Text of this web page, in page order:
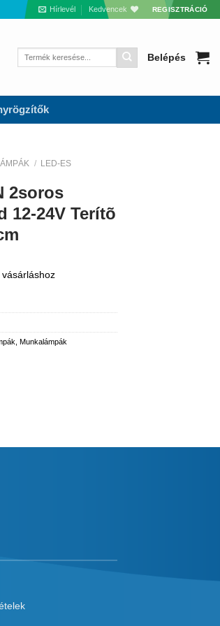
Hírlevél Kedvencek REGISZTRÁCIÓ
Keresés
Belépés
/ LED-ES
2soros
12-24V Terítõ
Munkalámpák